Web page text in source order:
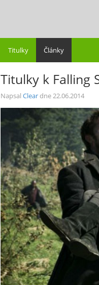
Titulky Články
Titulky k Falling
Napsal Cleardne22.06.2014